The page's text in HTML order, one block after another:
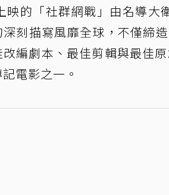
映的「社群網戰」由名導大
深刻描寫風靡全球，不僅締
編劇本、最佳剪輯與最佳
電影之一。